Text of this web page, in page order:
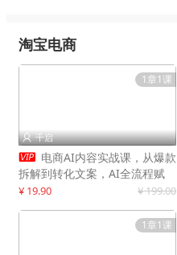
淘宝电商
1章1课
 千启
 电商AI内容实战课，从爆款
拆解到转化文案，AI全流程赋
能，解放人力，单月节省内容成
¥ 19.90 ¥ 199.00
1章1课